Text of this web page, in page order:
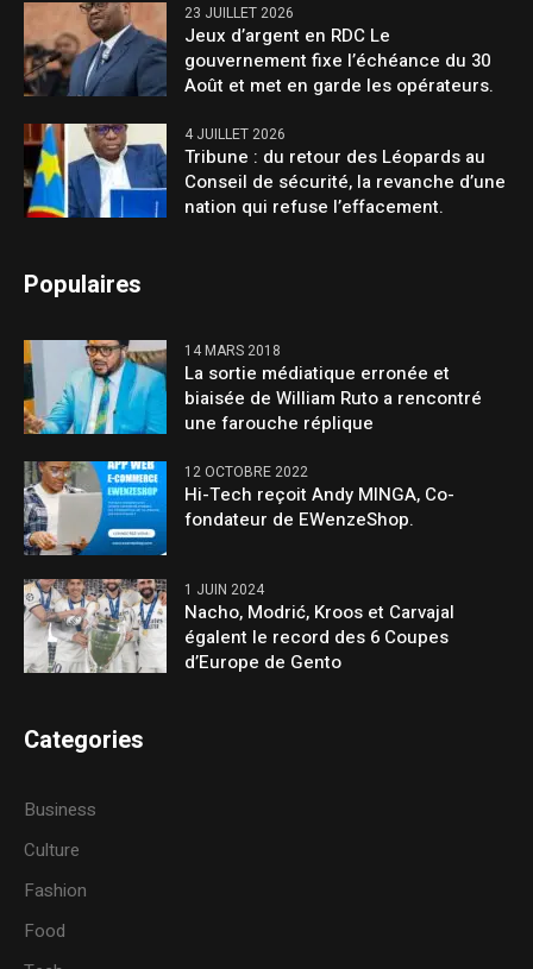
23 JUILLET 2026
Jeux d’argent en RDC Le
gouvernement fixe l’échéance du 30
Août et met en garde les opérateurs.
4 JUILLET 2026
Tribune : du retour des Léopards au
Conseil de sécurité, la revanche d’une
nation qui refuse l’effacement.
Populaires
14 MARS 2018
La sortie médiatique erronée et
biaisée de William Ruto a rencontré
une farouche réplique
12 OCTOBRE 2022
Hi-Tech reçoit Andy MINGA, Co-
fondateur de EWenzeShop.
1 JUIN 2024
Nacho, Modrić, Kroos et Carvajal
égalent le record des 6 Coupes
d’Europe de Gento
Categories
Business
Culture
Fashion
Food